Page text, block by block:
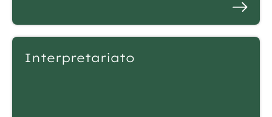
Interpretariato